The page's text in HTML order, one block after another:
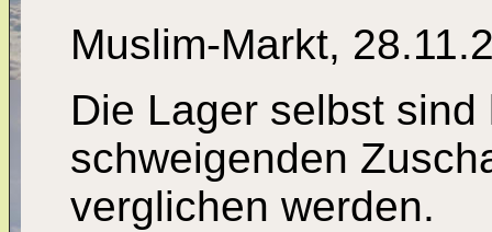
Muslim-Markt,
Die Lager selbst
schweigenden
verglichen werden.